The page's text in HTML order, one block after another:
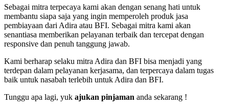
Sebagai mitra terpecaya kami akan dengan senang hati untuk
membantu siapa saja yang ingin memperoleh produk jasa
pembiayaan dari Adira atau BFI. Sebagai mitra kami akan
senantiasa memberikan pelayanan terbaik dan tercepat dengan
responsive dan penuh tanggung jawab.
Kami berharap selaku mitra Adira dan BFI bisa menjadi yang
terdepan dalam pelayanan kerjasama, dan terpercaya dalam tugas
baik untuk nasabah terlebih untuk Adira dan BFI.
Tunggu apa lagi, yuk ajukan pinjaman anda sekarang !